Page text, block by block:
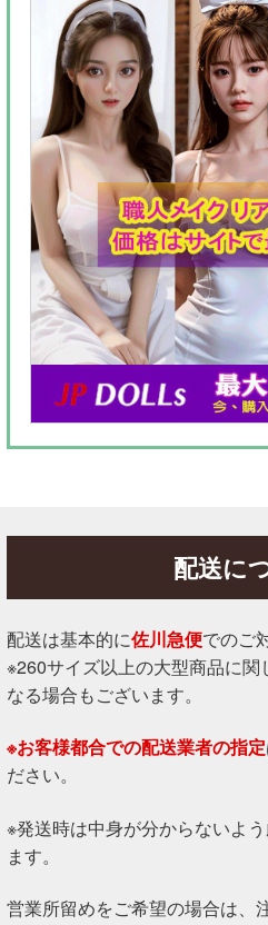
配送に
配送は基本的に佐川急便でのご
※260サイズ以上の大型商品に
なる場合もございます。
※お客様都合での配送業者の指定
ださい。
※発送時は中身が分からないよ
ます。
営業所留めをご希望の場合は、